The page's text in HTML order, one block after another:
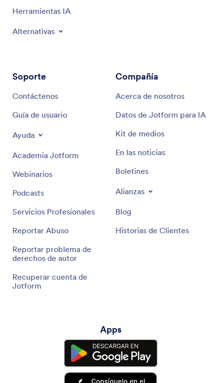
Herramientas IA
Alternativas
Soporte
Contáctenos
Guía de usuario
Ayuda
Academia Jotform
Webinarios
Podcasts
Servicios Profesionales
Reportar Abuso
Reportar problema de
derechos de autor
Recuperar cuenta de
Jotform
Compañía
Acerca de nosotros
Datos de Jotform para IA
Kit de medios
En las noticias
Boletines
Alianzas
Blog
Historias de Clientes
Apps